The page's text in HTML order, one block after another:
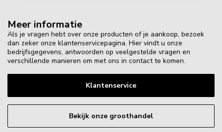
Meer informatie
Als je vragen hebt over onze producten of je aankoop, bezoek
dan zeker onze klantenservicepagina. Hier vindt u onze
bedrijfsgegevens, antwoorden op veelgestelde vragen en
verschillende manieren om met ons in contact te komen.
Klantenservice
Bekijk onze groothandel